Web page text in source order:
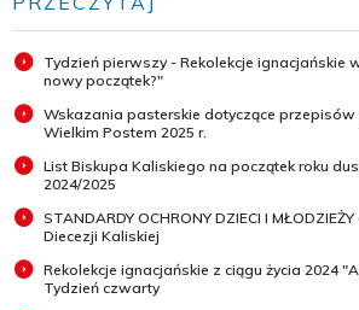
Tydzień pierwszy - Rekolekcje ignacjańskie
nowy początek?"
Wskazania pasterskie dotyczące
Wielkim Postem 2025 r.
List Biskupa Kaliskiego na początek roku
2024/2025
STANDARDY OCHRONY DZIECI I
Diecezji Kaliskiej
Rekolekcje ignacjańskie z ciągu życia 2024
Tydzień czwarty